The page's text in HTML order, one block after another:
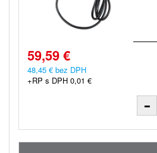
59,59 €
48,45 € bez DPH
+RP s DPH 0,01 €